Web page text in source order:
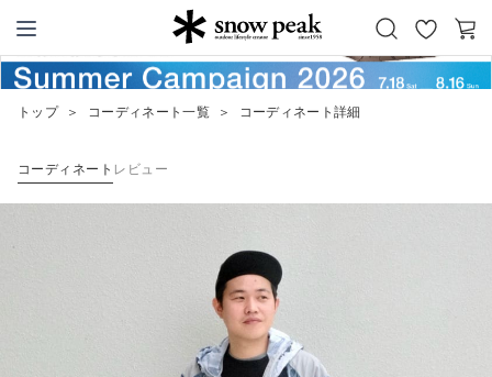
Snow Peak
お
カ
ー
トップ ＞ コーディネート一覧 ＞ コーディネート詳細
コーディネート レビュー